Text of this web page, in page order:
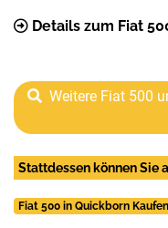
Details zum Fiat
Weitere Fiat 500
Stattdessen können Sie
Fiat 500 in Quickborn